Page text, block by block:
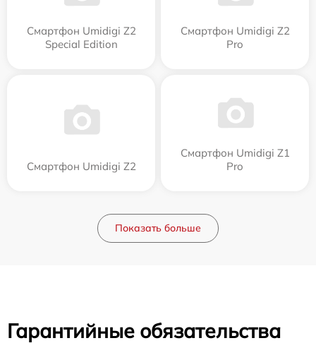
Смартфон Umidigi Z2
Special Edition
Смартфон Umidigi Z2
Pro
Смартфон Umidigi Z2
Смартфон Umidigi Z1
Pro
Показать больше
Гарантийные обязательства